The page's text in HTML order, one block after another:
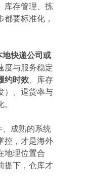
库存管理、拣
要标准化，
地快递公司或
度与服务稳定
约时效、库存
）、退货率与
控，才是海外
地理位置合
提下，仓库才